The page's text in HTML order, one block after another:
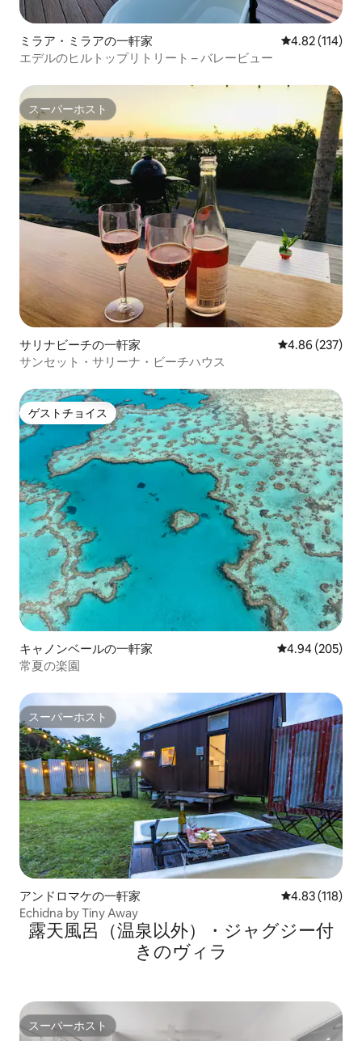
ミラア・ミラアの一軒家 レビュー114
4.82 (114)
エデルのヒルトップリトリート – バレービュー
スーパーホスト
スーパーホスト
サリナビーチの一軒家 レビュー237
4.86 (237)
サンセット・サリーナ・ビーチハウス
ゲストチョイス
ゲストチョイス
キャノンベールの一軒家 レビュー205
4.94 (205)
常夏の楽園
スーパーホスト
スーパーホスト
アンドロマケの一軒家 レビュー118
4.83 (118)
Echidna by Tiny Away
露天風呂（温泉以外）・ジャグジー付
きのヴィラ
スーパーホスト
スーパーホスト